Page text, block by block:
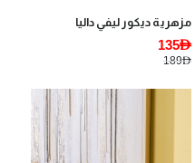
مزهرية ديكور ليفي داليا
135AED
189AED